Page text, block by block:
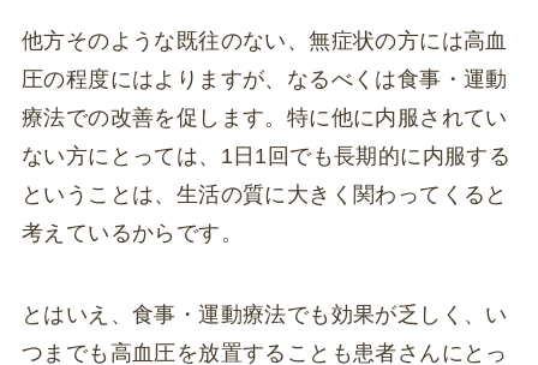
他方そのような既往のない、無症状の方には高血
圧の程度にはよりますが、なるべくは食事・運動
療法での改善を促します。特に他に内服されてい
ない方にとっては、1日1回でも長期的に内服する
ということは、生活の質に大きく関わってくると
考えているからです。
とはいえ、食事・運動療法でも効果が乏しく、い
つまでも高血圧を放置することも患者さんにとっ